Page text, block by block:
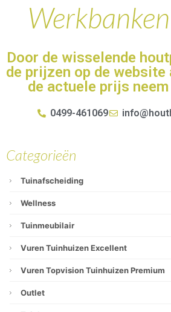
Door de wisselende
de prijzen op de
de actuele prijs
0499-461069
Categorieën
Tuinafscheiding
Wellness
Tuinmeubilair
Vuren Tuinhuizen Excellent
Vuren Topvision Tuinhuizen Premium
Outlet